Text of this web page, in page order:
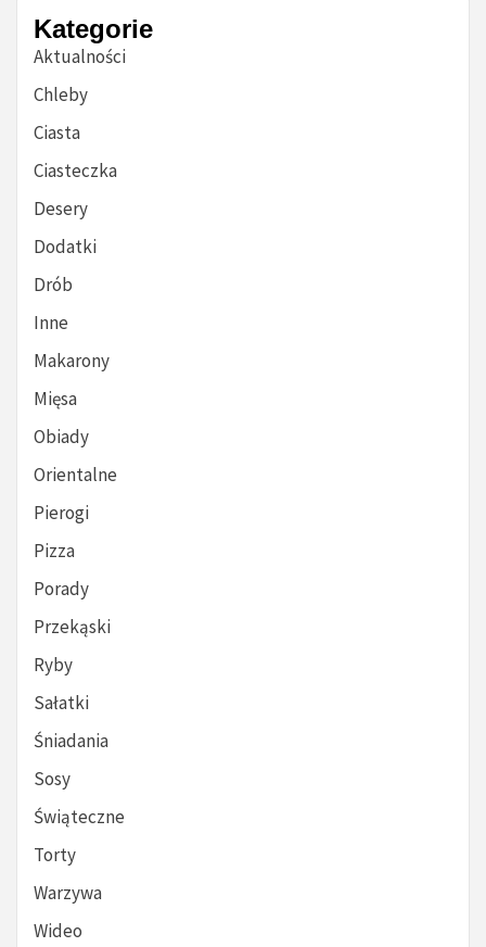
Kategorie
Aktualności
Chleby
Ciasta
Ciasteczka
Desery
Dodatki
Drób
Inne
Makarony
Mięsa
Obiady
Orientalne
Pierogi
Pizza
Porady
Przekąski
Ryby
Sałatki
Śniadania
Sosy
Świąteczne
Torty
Warzywa
Wideo